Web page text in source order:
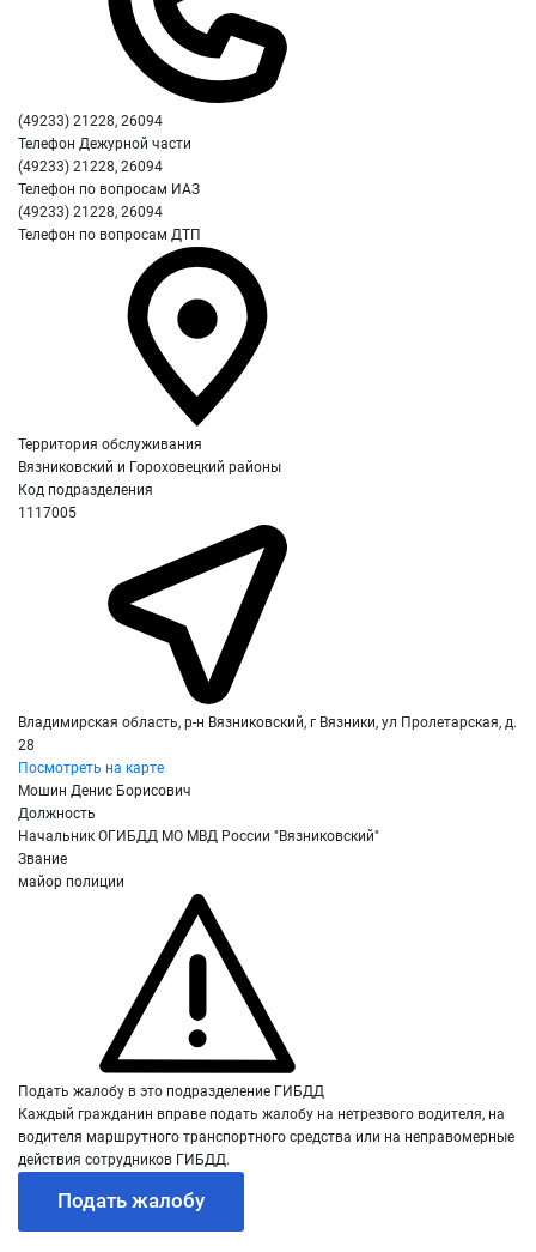
(49233) 21228, 26094
Телефон Дежурной части
(49233) 21228, 26094
Телефон по вопросам ИАЗ
(49233) 21228, 26094
Телефон по вопросам ДТП
Территория обслуживания
Вязниковский и Гороховецкий районы
Код подразделения
1117005
Владимирская область, р-н Вязниковский, г Вязники, ул Пролетарская, д.
28
Посмотреть на карте
Мошин Денис Борисович
Должность
Начальник ОГИБДД МО МВД России "Вязниковский"
Звание
майор полиции
Подать жалобу в это подразделение ГИБДД
Каждый гражданин вправе подать жалобу на нетрезвого водителя, на
водителя маршрутного транспортного средства или на неправомерные
действия сотрудников ГИБДД.
Подать жалобу